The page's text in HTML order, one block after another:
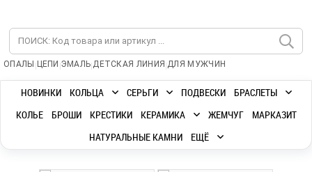
ОПАЛЫ | ЦЕПИ |ЭМАЛЬ|ДЕТСКАЯ ЛИНИЯ |ДЛЯ МУЖЧИН
НОВИНКИ КОЛЬЦА СЕРЬГИ ПОДВЕСКИ
БРАСЛЕТЫ
КОЛЬЕ
БРОШИ КРЕСТИКИ КЕРАМИКА ЖЕМЧУГ
МАРКАЗИТ
НАТУРАЛЬНЫЕ КАМНИ
ЕЩЁ